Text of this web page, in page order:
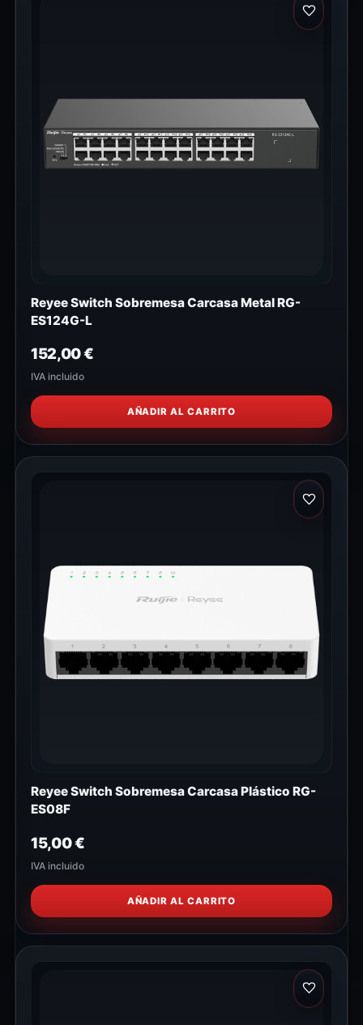
Reyee Switch Sobremesa Carcasa Metal RG-
ES124G-L
152,00€
IVA incluido
AÑADIR AL CARRITO
Reyee Switch Sobremesa Carcasa Plástico RG-
ES08F
15,00€
IVA incluido
AÑADIR AL CARRITO